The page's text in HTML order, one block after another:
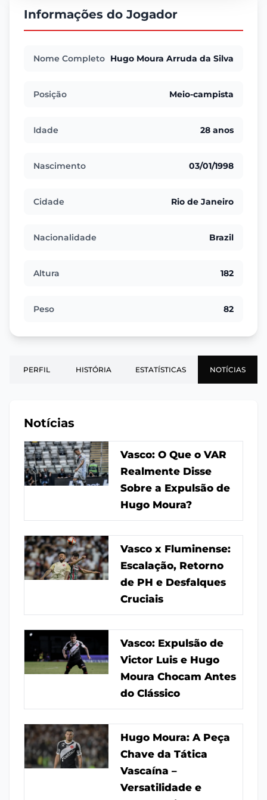
Informações do Jogador
Nome Completo Hugo Moura Arruda da Silva
Posição Meio-campista
Idade 28 anos
Nascimento 03/01/1998
Cidade Rio de Janeiro
Nacionalidade Brazil
Altura 182
Peso 82
PERFIL HISTÓRIA ESTATÍSTICAS NOTÍCIAS
Notícias
Vasco: O Que o VAR
Realmente Disse
Sobre a Expulsão de
Hugo Moura?
Vasco x Fluminense:
Escalação, Retorno
de PH e Desfalques
Cruciais
Vasco: Expulsão de
Victor Luis e Hugo
Moura Chocam Antes
do Clássico
Hugo Moura: A Peça
Chave da Tática
Vascaína –
Versatilidade e